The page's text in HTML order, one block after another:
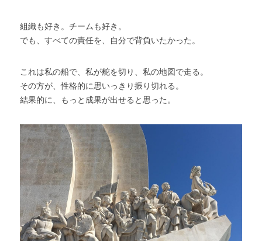
組織も好き。チームも好き。
でも、すべての責任を、自分で背負いたかった。
これは私の船で、私が舵を切り、私の地図で走る。
その方が、性格的に思いっきり振り切れる。
結果的に、もっと成果が出せると思った。